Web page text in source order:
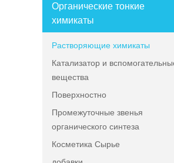
Органические тонкие
химикаты
Растворяющие химикаты
Катализатор и
вещества
Поверхностно
Промежуточные звенья
органического синтеза
Косметика Сырье